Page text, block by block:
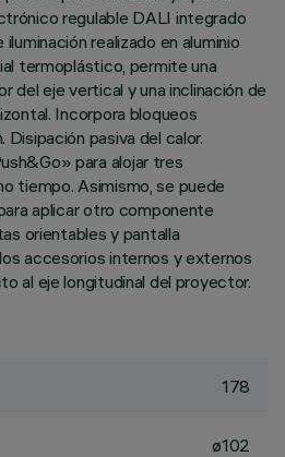
regulable DALI integrado
realizado en aluminio
termoplástico, permite una
del eje vertical y una inclinación de
Incorpora bloqueos
pasiva del calor.
para alojar tres
tiempo. Asimismo, se puede
aplicar otro componente
orientables y pantalla
accesorios internos y externos
al eje longitudinal del proyector.
178
ø102